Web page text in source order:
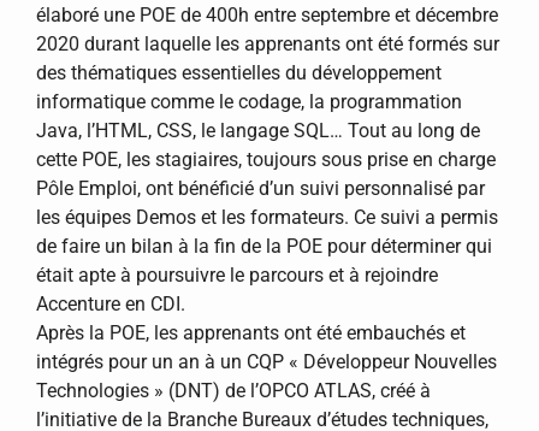
élaboré une POE de 400h entre septembre et décembre
2020 durant laquelle les apprenants ont été formés sur
des thématiques essentielles du développement
informatique comme le codage, la programmation
Java, l’HTML, CSS, le langage SQL… Tout au long de
cette POE, les stagiaires, toujours sous prise en charge
Pôle Emploi, ont bénéficié d’un suivi personnalisé par
les équipes Demos et les formateurs. Ce suivi a permis
de faire un bilan à la fin de la POE pour déterminer qui
était apte à poursuivre le parcours et à rejoindre
Accenture en CDI.
Après la POE, les apprenants ont été embauchés et
intégrés pour un an à un CQP « Développeur Nouvelles
Technologies » (DNT) de l’OPCO ATLAS, créé à
l’initiative de la Branche Bureaux d’études techniques,